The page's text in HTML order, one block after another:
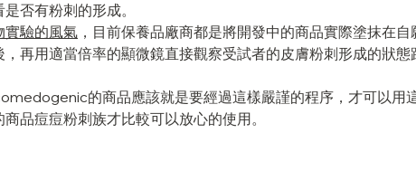
否有粉刺的形成。
實驗的風氣 ，目前保養品廠商都是將開發中的商品實際塗抹在
，再用適當倍率的顯微鏡直接觀察受試者的皮膚粉刺形成的狀態
的商品應該就是要經過這樣嚴謹的程序，才可以用
品痘痘粉刺族才比較可以放心的使用。